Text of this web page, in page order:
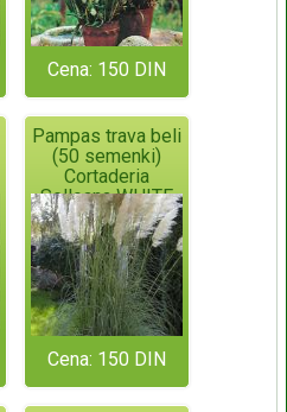
Cena: 150 DIN
Pampas trava beli
(50 semenki)
Cortaderia
Selloana WHITE
Cena: 150 DIN